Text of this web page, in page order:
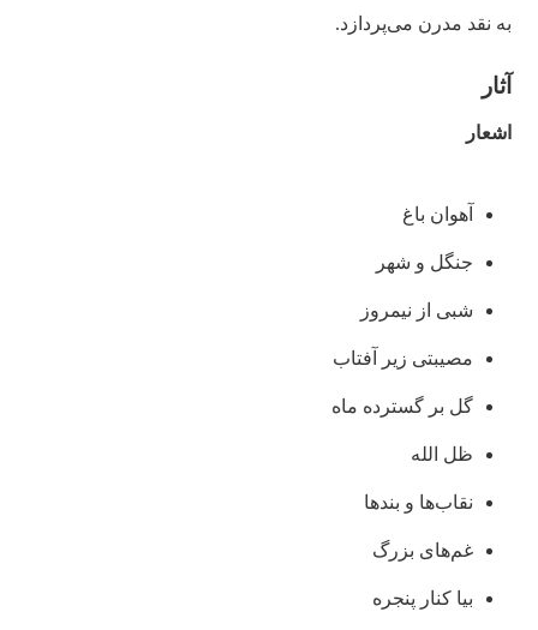
به نقد مدرن می‌پردازد.
آثار
اشعار
آهوان باغ
جنگل و شهر
شبی از نیمروز
مصیبتی زیر آفتاب
گل بر گسترده ماه
ظل الله
نقاب‌ها و بندها
غم‌های بزرگ
بیا کنار پنجره